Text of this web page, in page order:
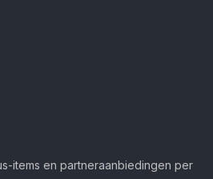
items en partneraanbiedingen per